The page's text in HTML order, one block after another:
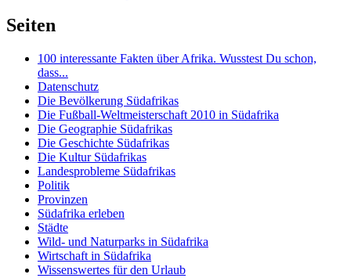
Seiten
100 interessante Fakten über Afrika. Wusstest Du schon,
dass...
Datenschutz
Die Bevölkerung Südafrikas
Die Fußball-Weltmeisterschaft 2010 in Südafrika
Die Geographie Südafrikas
Die Geschichte Südafrikas
Die Kultur Südafrikas
Landesprobleme Südafrikas
Politik
Provinzen
Südafrika erleben
Städte
Wild- und Naturparks in Südafrika
Wirtschaft in Südafrika
Wissenswertes für den Urlaub